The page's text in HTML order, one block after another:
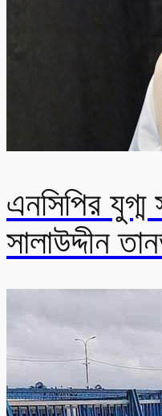
এনসিপির যুগ্ম
সালাউদ্দীন